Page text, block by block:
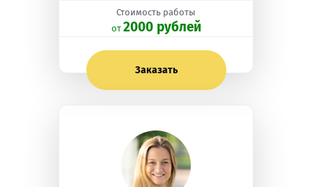
Стоимость работы
oт 2000 рублей
Заказать